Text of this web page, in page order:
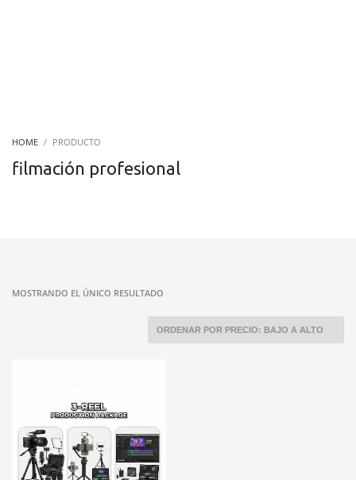
HOME PRODUCTO
filmación profesional
MOSTRANDO EL ÚNICO RESULTADO